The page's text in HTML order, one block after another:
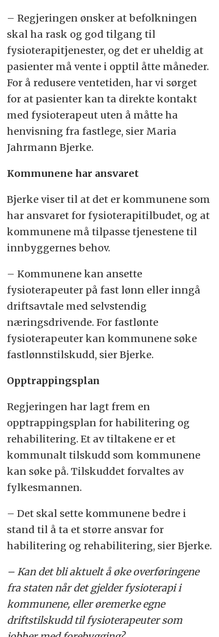
– Regjeringen ønsker at befolkningen
skal ha rask og god tilgang til
fysioterapitjenester, og det er uheldig at
pasienter må vente i opptil åtte måneder.
For å redusere ventetiden, har vi sørget
for at pasienter kan ta direkte kontakt
med fysioterapeut uten å måtte ha
henvisning fra fastlege, sier Maria
Jahrmann Bjerke.
Kommunene har ansvaret
Bjerke viser til at det er kommunene som
har ansvaret for fysioterapitilbudet, og at
kommunene må tilpasse tjenestene til
innbyggernes behov.
– Kommunene kan ansette
fysioterapeuter på fast lønn eller inngå
driftsavtale med selvstendig
næringsdrivende. For fastlønte
fysioterapeuter kan kommunene søke
fastlønnstilskudd, sier Bjerke.
Opptrappingsplan
Regjeringen har lagt frem en
opptrappingsplan for habilitering og
rehabilitering. Et av tiltakene er et
kommunalt tilskudd som kommunene
kan søke på. Tilskuddet forvaltes av
fylkesmannen.
– Det skal sette kommunene bedre i
stand til å ta et større ansvar for
habilitering og rehabilitering, sier Bjerke.
– Kan det bli aktuelt å øke overføringene
fra staten når det gjelder fysioterapi i
kommunene, eller øremerke egne
driftstilskudd til fysioterapeuter som